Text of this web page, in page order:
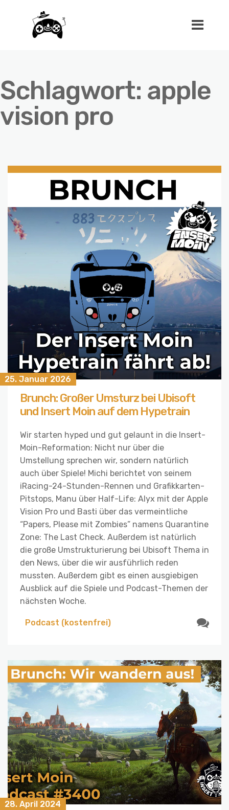
Schlagwort: apple
vision pro
25. Januar 2026
Brunch: Großer Umsturz bei Ubisoft
und Insert Moin auf dem Hypetrain
Wir starten hyped und gut gelaunt in die Insert-
Moin-Reformation: Nicht nur über die
Umstellung sprechen wir, sondern natürlich
auch über Spiele! Michi berichtet von seinem
iRacing-24-Stunden-Rennen und Grafikkarten-
Pitstops, Manu über Half-Life: Alyx mit der Apple
Vision Pro und Basti über das vermeintliche
“Papers, Please mit Zombies” namens Quarantine
Zone: The Last Check. Außerdem ist natürlich
die große Umstrukturierung bei Ubisoft Thema in
den News, über die wir ausführlich reden
mussten. Außerdem gibt es einen ausgiebigen
Ausblick auf die Spiele und Podcast-Themen der
nächsten Woche.
Podcast (kostenfrei)
28. April 2024